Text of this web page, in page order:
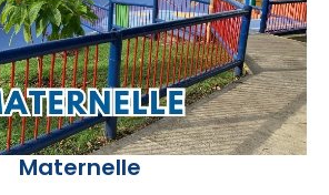
Maternelle